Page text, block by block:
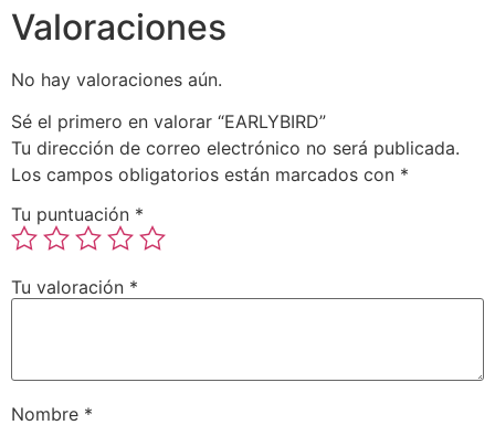
Valoraciones
No hay valoraciones aún.
Sé el primero en valorar “EARLYBIRD”
Tu dirección de correo electrónico no será publicada.
Los campos obligatorios están marcados con *
Tu puntuación *
Tu valoración *
Nombre *